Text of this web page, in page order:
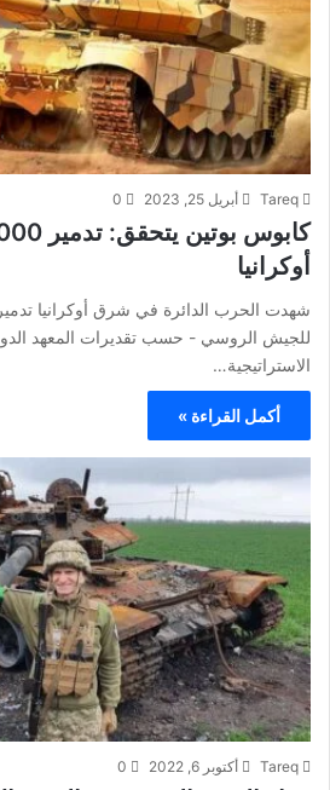
Tareq أبريل 25, 2023 0
أوكرانيا
للجيش الروسي - حسب تقديرات المعهد
الاستراتيجية…
أكمل القراءة »
Tareq أكتوبر 6, 2022 0